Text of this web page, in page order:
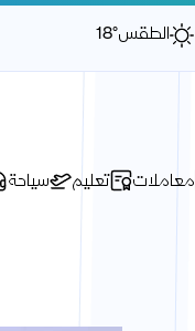
الطقس18°
معاملات تعليم سياحة